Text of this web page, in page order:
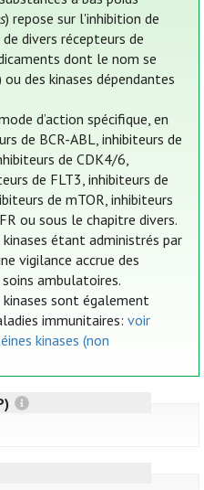
) repose sur l'inhibition de
divers récepteurs de
dont le nom se
des kinases dépendantes
d’action spécifique, en
de BCR-ABL, inhibiteurs de
de CDK4/6,
de FLT3, inhibiteurs de
de mTOR, inhibiteurs
ou sous le chapitre divers.
étant administrés par
vigilance accrue des
ambulatoires.
sont également
immunitaires:voir
kinases (non